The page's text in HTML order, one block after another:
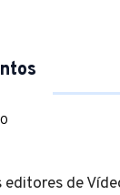
editores de